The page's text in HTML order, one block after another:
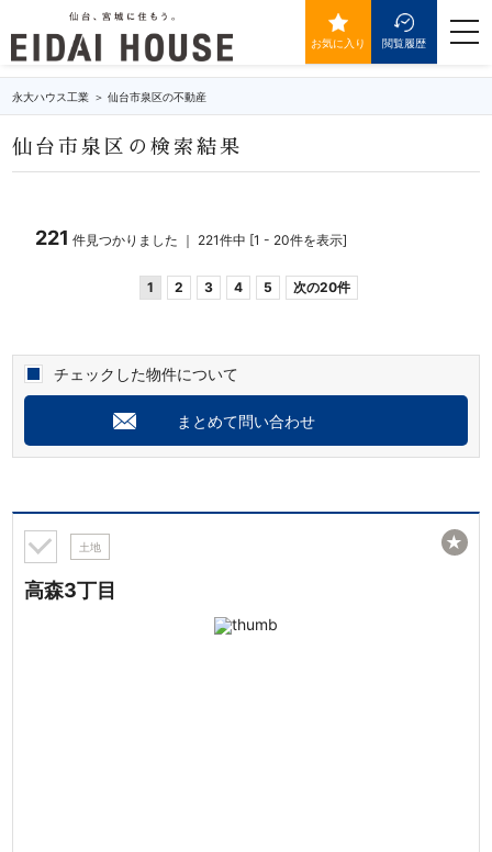
お気に入り 閲覧履歴
永大ハウス工業 仙台市泉区の不動産
仙台市泉区の検索結果
221 件見つかりました ｜ 221件中 [1 - 20件を表示]
1 2 3 4 5 次の20件
チェックした物件について
まとめて問い合わせ
土地
高森3丁目
★